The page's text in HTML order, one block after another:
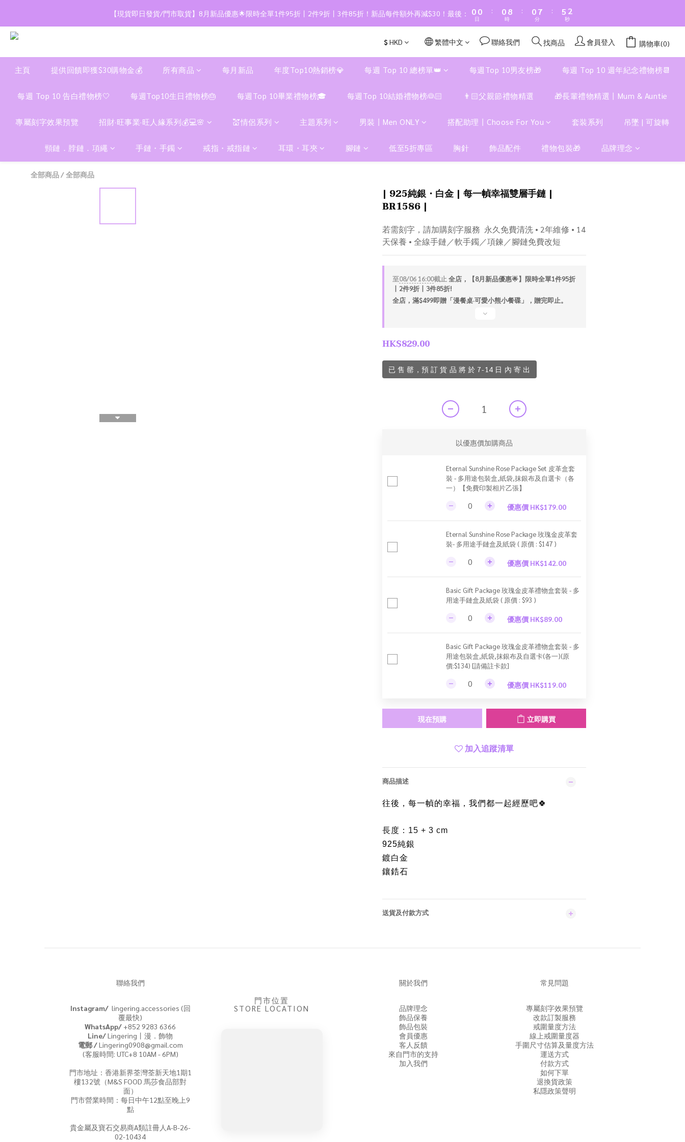
【現貨即日發貨/門市取貨】8月新品優惠🌟限時全單1件95折丨2件9折丨3件85折！新品每件額外再減$30！最後：
00
日
:
08
7
5
4
3
1
時
:
07
6
5
4
3
2
分
:
5
4
2
1
0
1
0
秒
$HKD 繁體中文 聯絡我們 找商品 會員登入 購物車(0)
主頁 提供回饋即獲$30購物金💰 所有商品 每月新品 年度Top10熱銷榜💎 每週 Top 10 總榜單👑 每週Top 10男友榜🎁 每週 Top 10 週年紀念禮物榜📆
每週 Top 10 告白禮物榜🤍 每週Top10生日禮物榜🎂 每週Top 10畢業禮物榜🎓 每週Top 10結婚禮物榜👰🏻 👨🏻父親節禮物精選 🎁長輩禮物精選丨Mum & Auntie
專屬刻字效果預覽 招財·旺事業·旺人緣系列💰💻🌸 💒情侶系列 主題系列 男裝丨Men ONLY 搭配助理丨Choose For You 套裝系列 吊墜 | 可旋轉
頸鏈．脖鏈．項繩 手鏈・手鐲 戒指・戒指鏈 耳環・耳夾 腳鏈 低至5折專區 胸針 飾品配件 禮物包裝🎁 品牌理念
全部商品/全部商品
| 925純銀・白金 | 每一幀幸福雙層手鏈 |
BR1586 |
若需刻字，請加購刻字服務  永久免費清洗 • 2年維修 • 14
天保養 • 全線手鏈／軟手鐲／項鍊／腳鏈免費改短
至08/06 16:00截止 全店，【8月新品優惠🌟】限時全單1件95折
丨2件9折丨3件85折!
全店，滿$499即贈「漫餐桌·可愛小熊小餐碟」，贈完即止。
HK$829.00
已 售 罄，預 訂 貨 品 將 於 7-14 日 內 寄 出
以優惠價加購商品
Eternal Sunshine Rose Package Set 皮革盒套
裝 - 多用途包裝盒,紙袋,抹銀布及自選卡（各
一）【免費印製相片乙張】
優惠價 HK$179.00
Eternal Sunshine Rose Package 玫瑰金皮革套
裝- 多用途手鏈盒及紙袋 ( 原價 : $147 )
優惠價 HK$142.00
Basic Gift Package 玫瑰金皮革禮物盒套裝 - 多
用途手鏈盒及紙袋 ( 原價 : $93 )
優惠價 HK$89.00
Basic Gift Package 玫瑰金皮革禮物盒套裝 - 多
用途包裝盒,紙袋,抹銀布及自選卡(各一)(原
價:$134) [請備註卡款]
優惠價 HK$119.00
現在預購 立即購買
加入追蹤清單
商品描述
往後，每一幀的幸福，我們都一起經歷吧🍀
長度：15 + 3 cm
925純銀
鍍白金
鑲鋯石
送貨及付款方式
聯絡我們
Instagram/ lingering.accessories (回
覆最快)
WhatsApp/ +852 9283 6366
Line/Lingering丨漫．飾物
電郵 /Lingering0908@gmail.com
(客服時間: UTC+8 10AM - 6PM)
門市地址：香港新界荃灣荃新天地1期1
樓132號（M&S FOOD 馬莎食品部對
面）
門市營業時間：每日中午12點至晚上9
點
貴金屬及寶石交易商A類註冊人A-B-26-
02-10434
門市位置
STORE LOCATION
關於我們
品牌理念
飾品保養
飾品包裝
會員優惠
客人反饋
來自門市的支持
加入我們
常見問題
專屬刻字效果預覽
改款訂製服務
戒圍量度方法
線上戒圍量度器
手圍尺寸估算及量度方法
運送方式
付款方式
如何下單
退換貨政策
私隱政策聲明